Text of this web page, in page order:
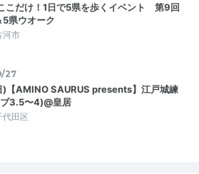
こだけ！1日で5県を歩くイベント 第9回
県ウオーク
河市
27
【AMINO SAURUS presents】江戸城練
3.5〜4)@皇居
代田区